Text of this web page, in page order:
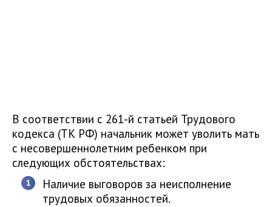
В соответствии с 261-й статьей Трудового
кодекса (ТК РФ) начальник может уволить мать
с несовершеннолетним ребенком при
следующих обстоятельствах:
Наличие выговоров за неисполнение
трудовых обязанностей.